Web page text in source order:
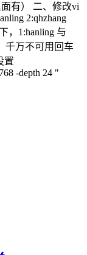
有） 二、修改vi
2:qhzhang
，1:hanling 与
千万不可用回车
置
-depth 24 "